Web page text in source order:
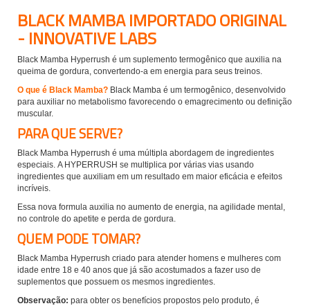
BLACK MAMBA IMPORTADO ORIGINAL
- INNOVATIVE LABS
Black Mamba Hyperrush é um suplemento termogênico que auxilia na
queima de gordura, convertendo-a em energia para seus treinos.
O que é Black Mamba? Black Mamba é um termogênico, desenvolvido
para auxiliar no metabolismo favorecendo o emagrecimento ou definição
muscular.
PARA QUE SERVE?
Black Mamba Hyperrush é uma múltipla abordagem de ingredientes
especiais. A HYPERRUSH se multiplica por várias vias usando
ingredientes que auxiliam em um resultado em maior eficácia e efeitos
incríveis.
Essa nova formula auxilia no aumento de energia, na agilidade mental,
no controle do apetite e perda de gordura.
QUEM PODE TOMAR?
Black Mamba Hyperrush criado para atender homens e mulheres com
idade entre 18 e 40 anos que já são acostumados a fazer uso de
suplementos que possuem os mesmos ingredientes.
Observação: para obter os benefícios propostos pelo produto, é